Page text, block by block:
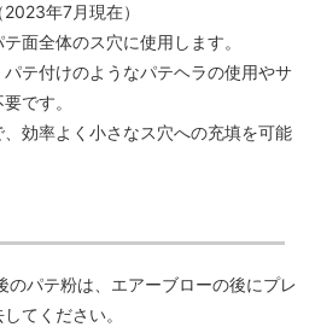
年7月現在）
面全体のス穴に使用します。
テ付けのようなパテヘラの使用やサ
です。
効率よく小さなス穴への充填を可能
のパテ粉は、エアーブローの後にプレ
てください。